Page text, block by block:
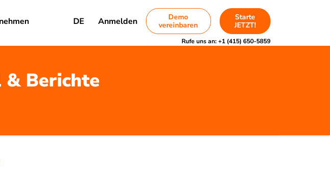
DE Anmelden
Demo
vereinbaren
Starte
JETZT!
Rufe uns an:+1 (415) 650-5859
Berichte